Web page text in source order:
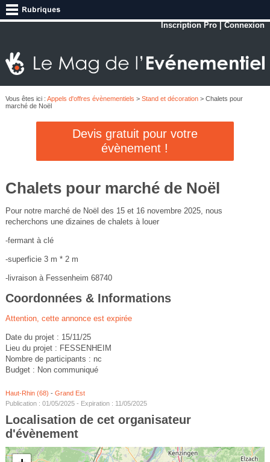
Inscription Pro |Connexion
Vous êtes ici : Appels d'offres évènementiels > Stand et décoration> Chalets pour
marché de Noël
Devis gratuit pour votre
évènement !
Chalets pour marché de Noël
Pour notre marché de Noël des 15 et 16 novembre 2025, nous
recherchons une dizaines de chalets à louer
-fermant à clé
-superficie 3 m * 2 m
-livraison à Fessenheim 68740
Coordonnées & Informations
Attention, cette annonce est expirée
Date du projet : 15/11/25
Lieu du projet : FESSENHEIM
Nombre de participants : nc
Budget : Non communiqué
Haut-Rhin (68) - Grand Est
Publication : 01/05/2025 - Expiration : 11/05/2025
Localisation de cet organisateur
d'évènement